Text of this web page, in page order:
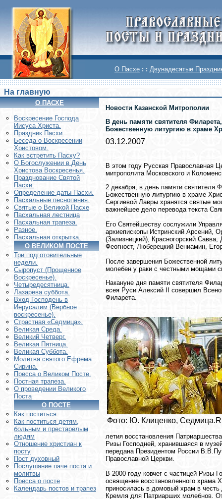
О Пасхе : : Двунадесятые
На главную
О ПАСХЕ
Воскреcение Господа
Иисуса Христа.
Праздник Пасхи.
Беседа о Воскресении
Христовом.
Как встретить Пасху?
О Богослужении в День
Христова Воскресенья.
Празднование Святой
Пасхи.
Определение даты Пасхи.
Пасхальные песнопения.
Святые о Великой Пасхе
Пасхальная лестница
Пасхальная трапеза.
Разное.
Пасхальная открытка.
О ВЕЛИКОМ ПОСТЕ
Три подготовительные
недели.
Сыропуст (Прощенное
Воскресенье).
Четыредесятница.
Лазарева суббота.
Вход Господень в
Иерусалим (Вербное
воскресенье).
Страстная «Седмица».
Великая Среда.
Великий Четверг.
Великая Пятница.
Великая Суббота.
Молитва святого Ефрема
Сирина.
Пресса о Великом Посте.
Постная трапеза.
О проведении Великого
Поста
О ПОСТЕ
Как поститься
Как поститься детям,
больным и престарелым
людям
Отношение христиан к
посту
Пост духовный
Послушание паче поста и
молитвы
Пресса о посте
Календарь постов и трапез
Новости Казанской Митрополии
В день памяти святителя
Божественную литургию в храме
03.12.2007
В этом году Русская Православная
митрополита Московского и
2 декабря, в день памяти святителя
Божественную литургию в храме
Сергиевой Лавры хранятся святые
важнейшее дело перевода текста
Его Святейшеству сослужили
архиепископы Истринский Арсений,
(Зализницкий), Красногорский
Феогност, Люберецкий Вениамин,
После завершения Божественной
молебен у раки с честными мощами
Накануне дня памяти святителя
всея Руси Алексий II совершил
Филарета.
Фото: Ю. Клиценко,
летия восстановления
Ризы Господней, хранившаяся в
передана Президентом России
Православной Церкви.
В 2000 году ковчег с частицей Ризы
освящение восстановленного храма
приносилась в домовый храм в
Кремля для Патриарших молебнов.